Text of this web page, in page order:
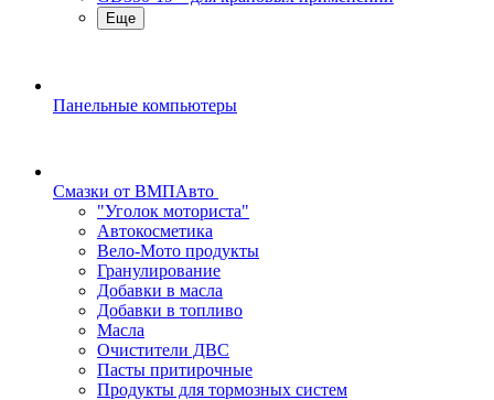
Еще
Панельные компьютеры
Смазки от ВМПАвто
"Уголок моториста"
Автокосметика
Вело-Мото продукты
Гранулирование
Добавки в масла
Добавки в топливо
Масла
Очистители ДВС
Пасты притирочные
Продукты для тормозных систем